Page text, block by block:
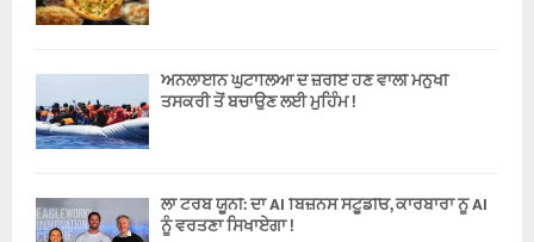
ਔਨਲਾਈਨ ਘੁਟਾਲਿਆਂ ਦੇ ਜ਼ਰੀਏ ਹੋਣ ਵਾਲੀ ਮਨੁੱਖੀ
ਤਸਕਰੀ ਤੋਂ ਬਚਾਉਣ ਲਈ ਮੁਹਿੰਮ !
ਲਾ ਟਰੋਬ ਯੂਨੀ: ਦਾ AI ਬਿਜ਼ਨਸ ਸਟੂਡੀਓ, ਕਾਰੋਬਾਰਾਂ ਨੂੰ AI
ਨੂੰ ਵਰਤਣਾ ਸਿਖਾਏਗਾ !